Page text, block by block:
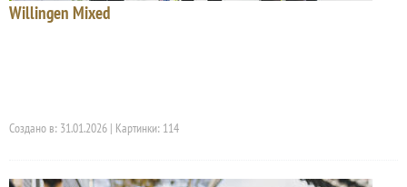
Willingen Mixed
Создано в: 31.01.2026 | Картинки: 114